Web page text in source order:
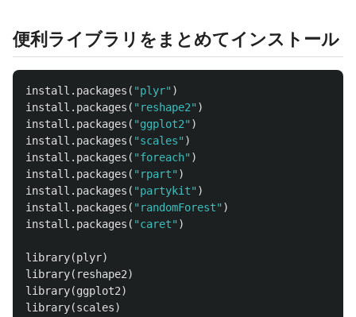
便利ライブラリをまとめてインストール
install.packages ( "plyr" )
install.packages ( "reshape2" )
install.packages ( "ggplot2" )
install.packages ( "scales" )
install.packages ( "foreach" )
install.packages ( "rpart" )
install.packages ( "partykit" )
install.packages ( "randomForest" )
install.packages ( "caret" )
library(plyr)
library( reshape2)
library(ggplot2)
library(scales)